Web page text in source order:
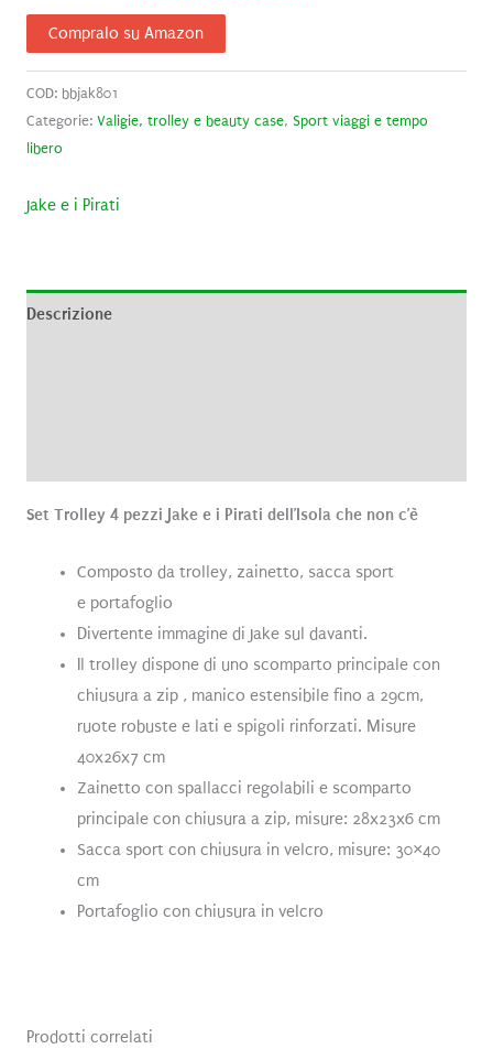
Valutato
5.00su 5
su base di
1
Compralo su Amazon
COD: bbjak801
Categorie: Valigie, trolley e beauty case, Sport viaggi e tempo
libero
Jake e i Pirati
Descrizione
Set Trolley 4 pezzi Jake e i Pirati dell’Isola che non c’è
Composto da trolley, zainetto, sacca sport
e portafoglio
Divertente immagine di Jake sul davanti.
Il trolley dispone di uno scomparto principale con
chiusura a zip , manico estensibile fino a 29cm,
ruote robuste e lati e spigoli rinforzati. Misure
40x26x7 cm
Zainetto con spallacci regolabili e scomparto
principale con chiusura a zip, misure: 28x23x6 cm
Sacca sport con chiusura in velcro, misure: 30×40
cm
Portafoglio con chiusura in velcro
Prodotti correlati